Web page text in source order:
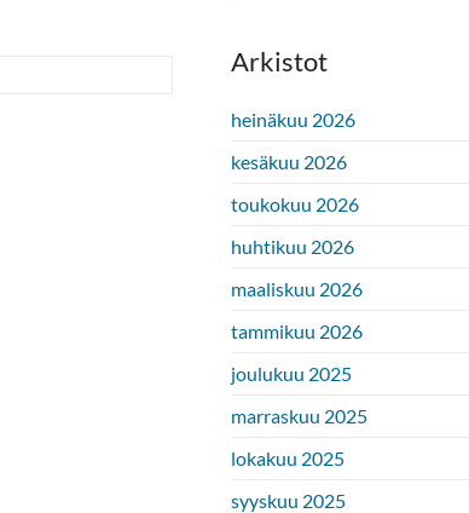
Arkistot
heinäkuu 2026
kesäkuu 2026
toukokuu 2026
huhtikuu 2026
maaliskuu 2026
tammikuu 2026
joulukuu 2025
marraskuu 2025
lokakuu 2025
syyskuu 2025